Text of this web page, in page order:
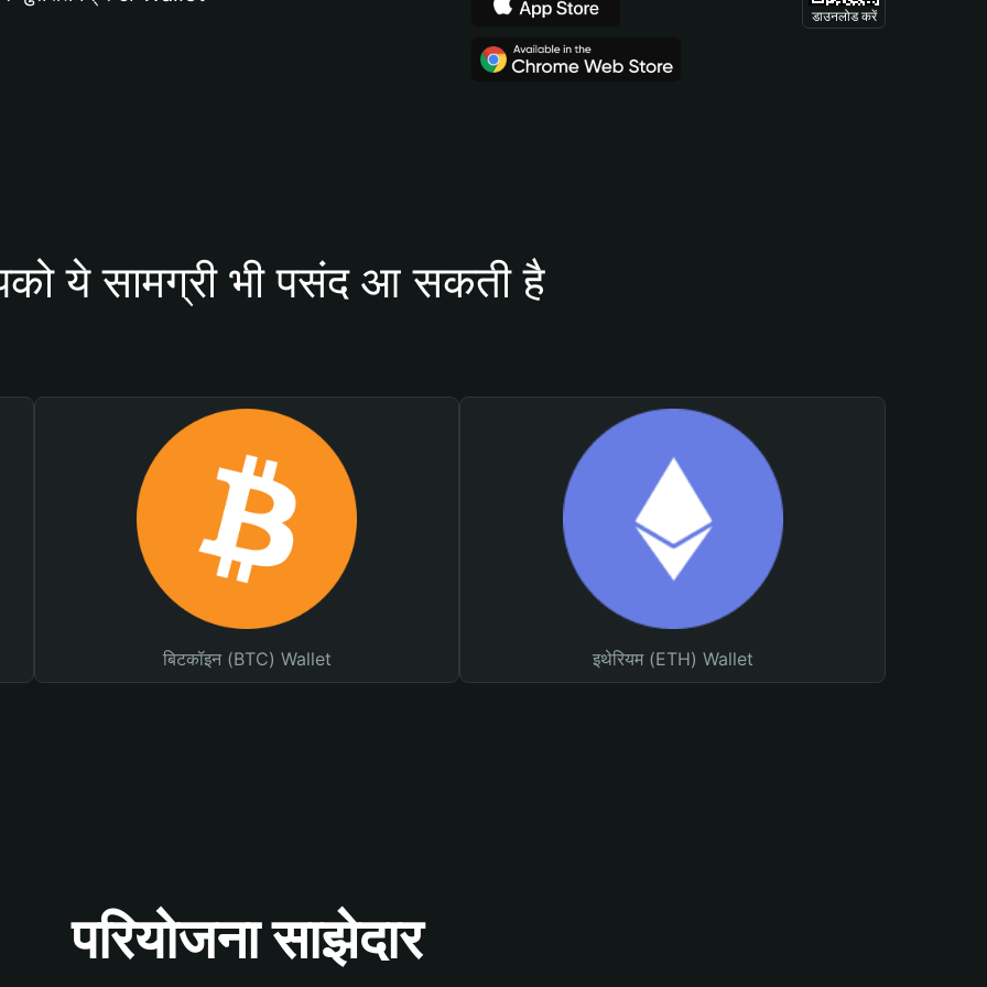
डाउनलोड करें
ये सामग्री भी पसंद आ सकती है
बिटकॉइन (BTC) Wallet इथेरियम (ETH) Wallet
परियोजना साझेदार